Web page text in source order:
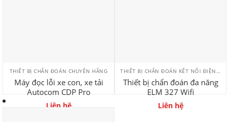
THIẾT BỊ CHẨN ĐOÁN CHUYÊN HÃNG
Máy đọc lỗi xe con, xe tải
Autocom CDP Pro
Liên hệ
THIẾT BỊ CHẨN ĐOÁN KẾT NỐI ĐIỆN THOẠI
Thiết bị chẩn đoán đa năng
ELM 327 Wifi
Liên hệ